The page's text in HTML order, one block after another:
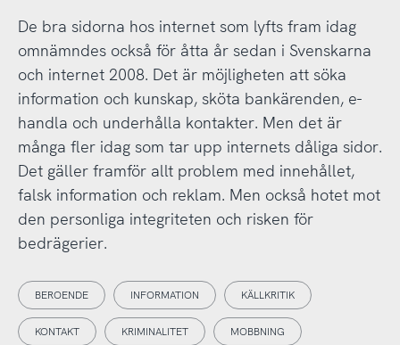
De bra sidorna hos internet som lyfts fram idag
omnämndes också för åtta år sedan i Svenskarna
och internet 2008. Det är möjligheten att söka
information och kunskap, sköta bankärenden, e-
handla och underhålla kontakter. Men det är
många fler idag som tar upp internets dåliga sidor.
Det gäller framför allt problem med innehållet,
falsk information och reklam. Men också hotet mot
den personliga integriteten och risken för
bedrägerier.
BEROENDE INFORMATION KÄLLKRITIK
KONTAKT KRIMINALITET MOBBNING